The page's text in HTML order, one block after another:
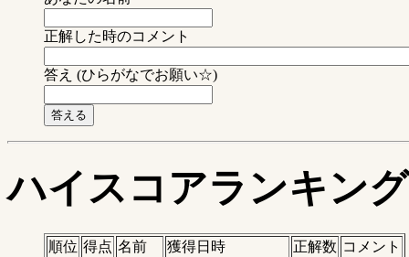
正解した時のコメント
答え (ひらがなでお願い☆)
ハイスコアランキング
順位 得点 名前 獲得日時 正解数 コメント